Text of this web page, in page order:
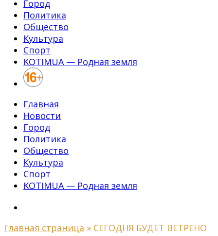
Город
Политика
Общество
Культура
Спорт
KOTIMUA — Родная земля
Главная
Новости
Город
Политика
Общество
Культура
Спорт
KOTIMUA — Родная земля
Главная страница » СЕГОДНЯ БУДЕТ ВЕТРЕНО